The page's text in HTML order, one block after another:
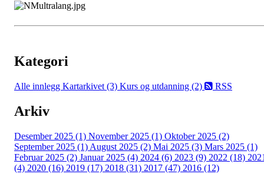
Kategori
Alle innlegg Kartarkivet (3) Kurs og utdanning (2) RSS
Arkiv
Desember 2025 (1) November 2025 (1) Oktober 2025 (2)
September 2025 (1) August 2025 (2) Mai 2025 (3) Mars 2025 (1)
Februar 2025 (2) Januar 2025 (4) 2024 (6) 2023 (9) 2022 (18)
(4) 2020 (16) 2019 (17) 2018 (31) 2017 (47) 2016 (12)